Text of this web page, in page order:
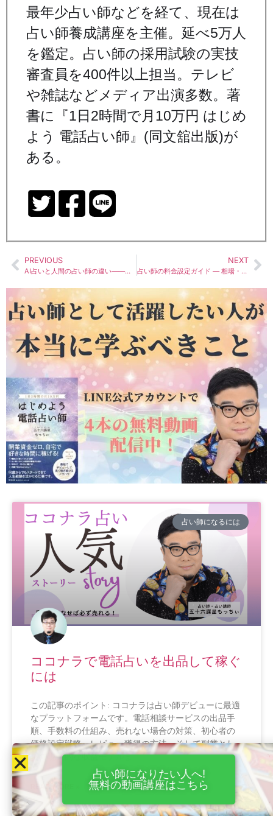
最年少占い師などを経て、現在は
占い師養成講座を主催。延べ5万人
を鑑定。占い師の採用試験の実技
審査員を400件以上担当。テレビ
や雑誌などメディア出演多数。著
書に『1日2時間で月10万円 はじめ
よう 電話占い師』(同文舘出版)が
ある。
PREVIOUS
AI占いと人間の占い師の違い――「不合格者の占い」と「合格者の占い」
NEXT
占い師の料金設定ガイド — 相場・値上げ・失敗しない決め方を現役講師が解説
占い師になるには
ココナラで電話占いを出品して稼ぐ
には
この記事のポイント: ココナラは占い師デビューに最適
なプラットフォームです。電話相談サービスの出品手
順、手数料の仕組み、売れない場合の対策、初心者の
価格設定戦略、レビュー獲得の方法、そして副業とし
ての現実的な収益モデルま
READ MORE »
占い師になりたい人へ!
無料の動画講座はこちら